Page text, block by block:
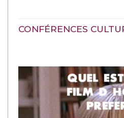
CONFÉRENCES